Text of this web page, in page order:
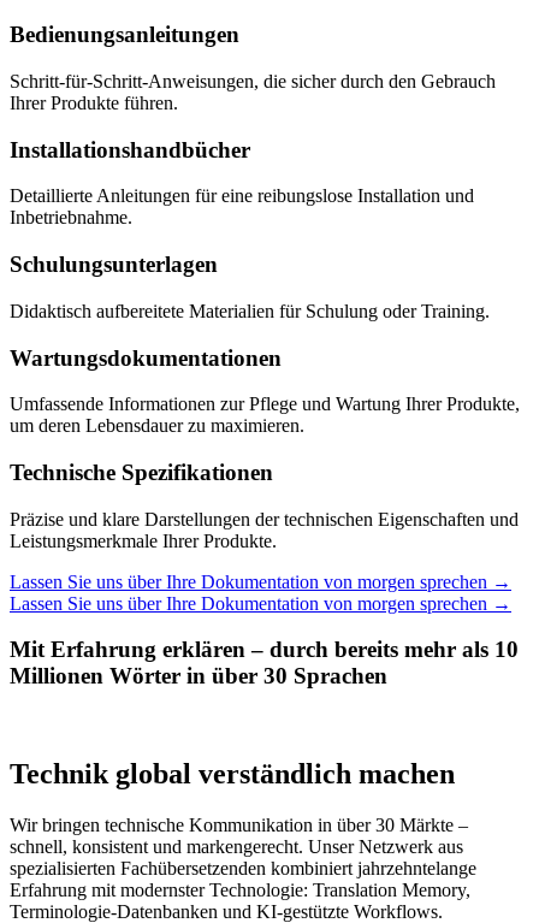
Bedienungsanleitungen
Schritt-für-Schritt-Anweisungen, die sicher durch den Gebrauch
Ihrer Produkte führen.
Installations­hand­bücher
Detaillierte Anleitungen für eine reibungslose Installation und
Inbetriebnahme.
Schulungsunterlagen
Didaktisch aufbereitete Materialien für Schulung oder Training.
Wartungs­dokumentationen
Umfassende Informationen zur Pflege und Wartung Ihrer Produkte,
um deren Lebensdauer zu maximieren.
Technische Spezifikationen
Präzise und klare Darstellungen der technischen Eigenschaften und
Leistungsmerkmale Ihrer Produkte.
Lassen Sie uns über Ihre Dokumentation von morgen sprechen →
Lassen Sie uns über Ihre Dokumentation von morgen sprechen →
Mit Erfahrung erklären – durch bereits mehr als 10
Millionen Wörter in über 30 Sprachen
Technik global verständlich machen
Wir bringen technische Kommunikation in über 30 Märkte –
schnell, konsistent und markengerecht. Unser Netzwerk aus
spezialisierten Fachübersetzenden kombiniert jahrzehntelange
Erfahrung mit modernster Technologie: Translation Memory,
Terminologie-Datenbanken und KI-gestützte Workflows.